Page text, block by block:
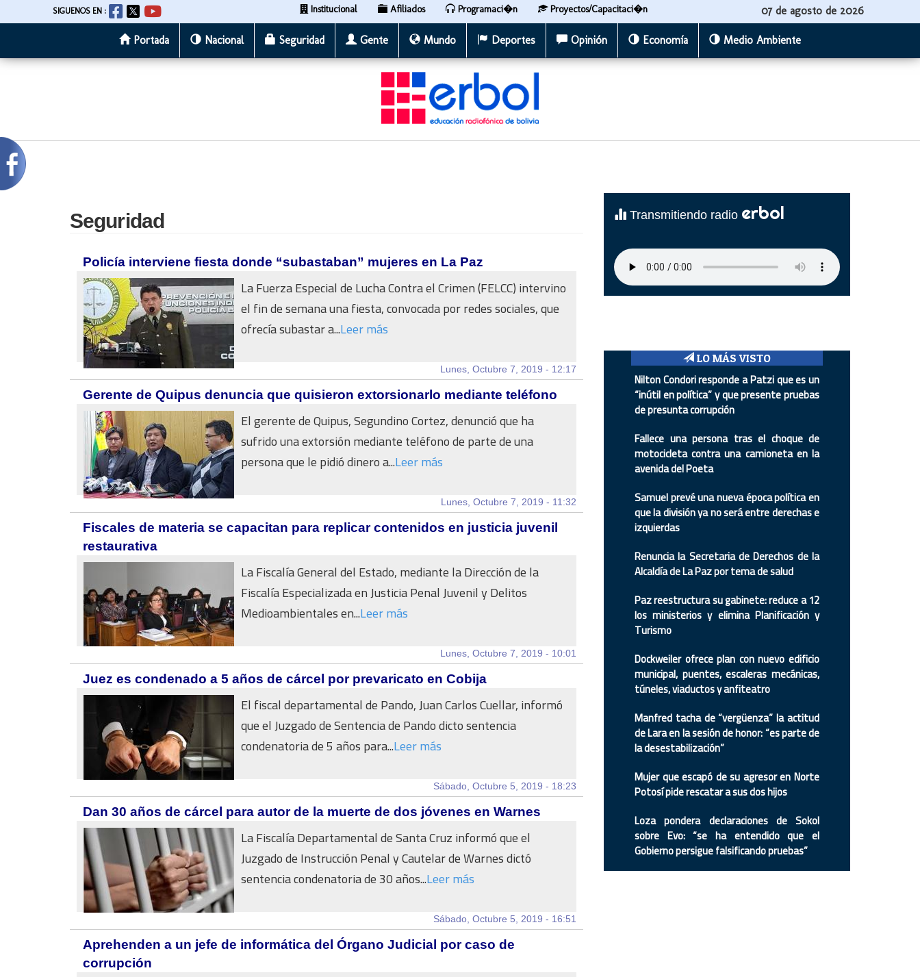
al
SIGUENOS EN : Institucional Afiliados Programaci�n Proyectos/Capacitaci�n 07 de agosto de 2026
Portada Nacional Seguridad Gente Mundo Deportes Opinión Economía Medio Ambiente
Seguridad
Policía interviene fiesta donde “subastaban” mujeres en La Paz
La Fuerza Especial de Lucha Contra el Crimen (FELCC) intervino
el fin de semana una fiesta, convocada por redes sociales, que
ofrecía subastar a...Leer más
Lunes, Octubre 7, 2019 - 12:17
Gerente de Quipus denuncia que quisieron extorsionarlo mediante teléfono
El gerente de Quipus, Segundino Cortez, denunció que ha
sufrido una extorsión mediante teléfono de parte de una
persona que le pidió dinero a...Leer más
Lunes, Octubre 7, 2019 - 11:32
Fiscales de materia se capacitan para replicar contenidos en justicia juvenil
restaurativa
La Fiscalía General del Estado, mediante la Dirección de la
Fiscalía Especializada en Justicia Penal Juvenil y Delitos
Medioambientales en...Leer más
Lunes, Octubre 7, 2019 - 10:01
Juez es condenado a 5 años de cárcel por prevaricato en Cobija
El fiscal departamental de Pando, Juan Carlos Cuellar, informó
que el Juzgado de Sentencia de Pando dicto sentencia
condenatoria de 5 años para...Leer más
Sábado, Octubre 5, 2019 - 18:23
Dan 30 años de cárcel para autor de la muerte de dos jóvenes en Warnes
La Fiscalía Departamental de Santa Cruz informó que el
Juzgado de Instrucción Penal y Cautelar de Warnes dictó
sentencia condenatoria de 30 años...Leer más
Sábado, Octubre 5, 2019 - 16:51
Aprehenden a un jefe de informática del Órgano Judicial por caso de
corrupción
Transmitiendo radio erbol
LO MÁS VISTO
Nilton Condori responde a Patzi que es un
“inútil en política” y que presente pruebas
de presunta corrupción
Fallece una persona tras el choque de
motocicleta contra una camioneta en la
avenida del Poeta
Samuel prevé una nueva época política en
que la división ya no será entre derechas e
izquierdas
Renuncia la Secretaria de Derechos de la
Alcaldía de La Paz por tema de salud
Paz reestructura su gabinete: reduce a 12
los ministerios y elimina Planificación y
Turismo
Dockweiler ofrece plan con nuevo edificio
municipal, puentes, escaleras mecánicas,
túneles, viaductos y anfiteatro
Manfred tacha de “vergüenza” la actitud
de Lara en la sesión de honor: “es parte de
la desestabilización”
Mujer que escapó de su agresor en Norte
Potosí pide rescatar a sus dos hijos
Loza pondera declaraciones de Sokol
sobre Evo: “se ha entendido que el
Gobierno persigue falsificando pruebas”